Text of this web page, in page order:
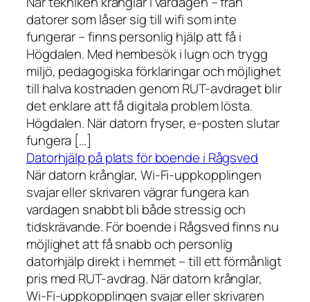
datorer som låser sig till wifi som inte
fungerar – finns personlig hjälp att få i
Högdalen. Med hembesök i lugn och trygg
miljö, pedagogiska förklaringar och möjlighet
till halva kostnaden genom RUT-avdraget blir
det enklare att få digitala problem lösta.
Högdalen. När datorn fryser, e-posten slutar
fungera […]
Datorhjälp på plats för boende i Rågsved
När datorn krånglar, Wi-Fi-uppkopplingen
svajar eller skrivaren vägrar fungera kan
vardagen snabbt bli både stressig och
tidskrävande. För boende i Rågsved finns nu
möjlighet att få snabb och personlig
datorhjälp direkt i hemmet – till ett förmånligt
pris med RUT-avdrag. När datorn krånglar,
Wi-Fi-uppkopplingen svajar eller skrivaren